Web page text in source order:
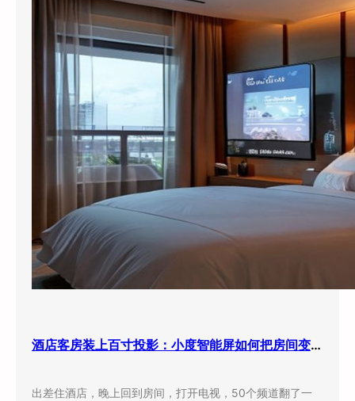
酒店客房装上百寸投影：小度智能屏如何把房间变成”第三空间”
出差住酒店，晚上回到房间，打开电视，50个频道翻了一